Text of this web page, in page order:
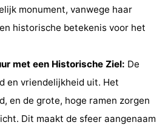
monument, vanwege haar
historische betekenis voor het
met een Historische Ziel: De
en vriendelijkheid uit. Het
en de grote, hoge ramen zorgen
Dit maakt de sfeer aangenaam